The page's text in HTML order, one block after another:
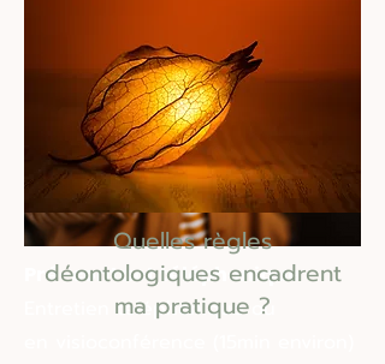
Pré-contact téléphonique
Entretien téléphonique ou
Quelles règles
déontologiques encadrent
ma pratique ?